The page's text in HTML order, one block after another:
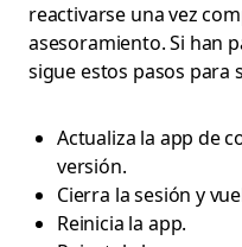
reactivarse una vez
asesoramiento. Si han
sigue estos pasos para
Actualiza la app de
versión.
Cierra la sesión y
Reinicia la app.